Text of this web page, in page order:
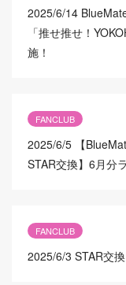
2025/6/14
「推せ推せ！
施！
FANCLUB
2025/6/5 【
STAR交換】6月分
FANCLUB
2025/6/3 STAR交